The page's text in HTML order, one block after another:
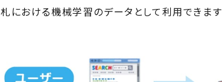
札における機械学習のデータとして利用できます